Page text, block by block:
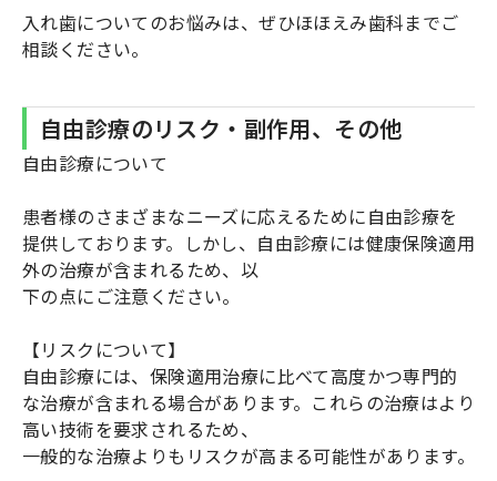
入れ歯についてのお悩みは、ぜひほほえみ歯科までご
相談ください。
自由診療のリスク・副作用、その他
自由診療について
患者様のさまざまなニーズに応えるために自由診療を
提供しております。しかし、自由診療には健康保険適用
外の治療が含まれるため、以
下の点にご注意ください。
【リスクについて】
自由診療には、保険適用治療に比べて高度かつ専門的
な治療が含まれる場合があります。これらの治療はより
高い技術を要求されるため、
一般的な治療よりもリスクが高まる可能性があります。